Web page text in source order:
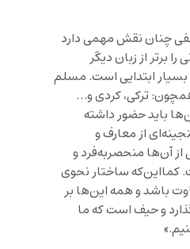
چنان نقش مهمی دارد
برتر از زبان دیگر
ابتدایی است. مسلم
ترکی، کردی و…
باید حضور داشته
از معارف و
آن‌ها منحصربه‌فرد و
ساختار نحوی
باشد و همه این‌ها بر
و حیف است که ما